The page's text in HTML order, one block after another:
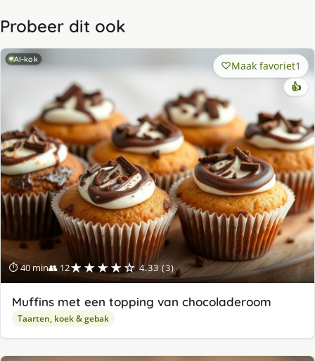
Probeer dit ook
AI-kok
⏱ 40 min👥 12★★★★☆ 4.33 (3)
Maak favoriet1
👍
Muffins met een topping van chocoladeroom
Taarten, koek & gebak